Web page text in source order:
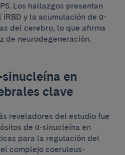
Los hallazgos presentan
y la acumulación de α-
del cerebro, lo que afirma
de neurodegeneración.
en
clave
reveladores del estudio fue
de α-sinucleína en
para la regulación del
complejo coeruleus-